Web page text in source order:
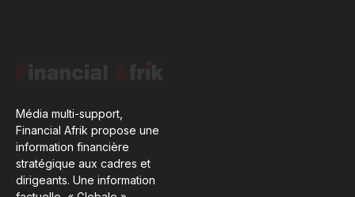
Média multi-support,
Financial Afrik propose une
information financière
stratégique aux cadres et
dirigeants. Une information